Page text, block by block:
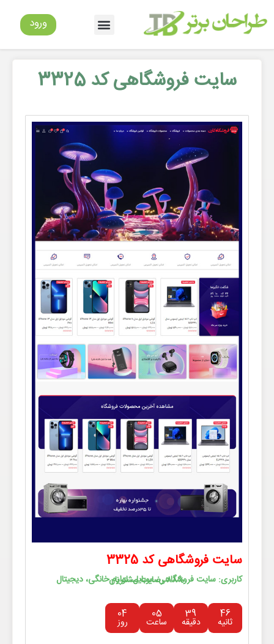
ورود
سایت فروشگاهی کد 3325
سایت فروشگاهی کد 3325
88% رضایت مشتریان
کاربری: سایت فروشگاهی، موبایل، لوازم خانگی، دیجیتال
04
روز
05
ساعت
39
دقیقه
46
ثانیه